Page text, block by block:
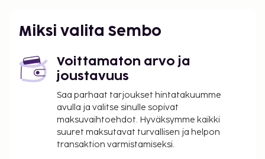
Käytössäsi on limusiini- / town car -palvelu,
rentoutua ja hemmotella itseäsi palveluihin
kuuluvassa täyden palvelun kylpylässä. Vietä rento
päivä rannalla. Jos haluat vaihtelua auringonottoon,
hotellista löytyvät myös seuraavat palvelut:
ulkouima-allas ja kuntokeskus. Tämän hotellin
palveluihin kuuluu ilmainen langaton internetyhteys
ja concierge-palvelut. Tämä hotelli tarjoaa
Miksi valita Sembo
Voittamaton arvo ja
joustavuus
Saa parhaat tarjoukset hintatakuumme
avulla ja valitse sinulle sopivat
maksuvaihtoehdot. Hyväksymme kaikki
suuret maksutavat turvallisen ja helpon
transaktion varmistamiseksi.